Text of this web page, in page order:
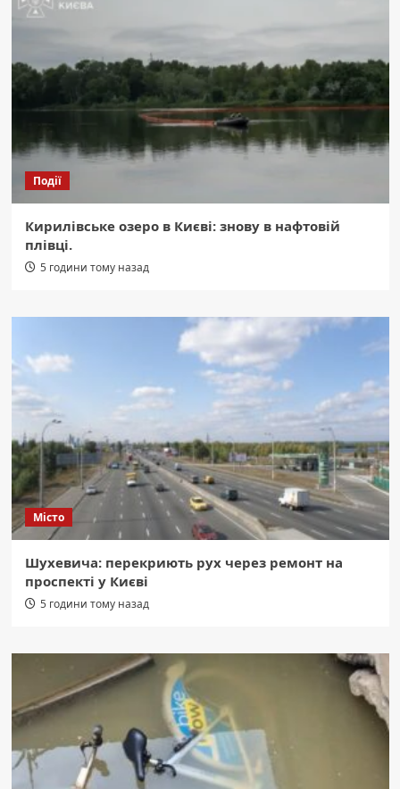
Події
Кирилівське озеро в Києві: знову в нафтовій
плівці.
5 години тому назад
Місто
Шухевича: перекриють рух через ремонт на
проспекті у Києві
5 години тому назад